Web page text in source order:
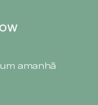
amanhã